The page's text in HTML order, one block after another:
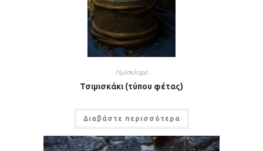
Ημίσκληρα
Τσιμισκάκι (τύπου φέτας)
Διαβάστε περισσότερα